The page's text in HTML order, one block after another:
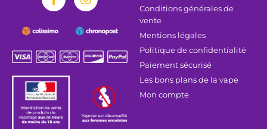
Conditions générales de
vente
Mentions légales
Politique de confidentialité
Paiement sécurisé
Les bons plans de la vape
Mon compte